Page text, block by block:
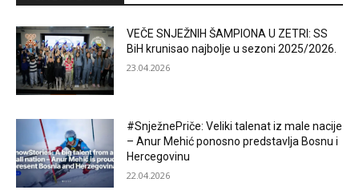
VEČE SNJEŽNIH ŠAMPIONA U ZETRI: SS
BiH krunisao najbolje u sezoni 2025/2026.
23.04.2026
#SnježnePriče: Veliki talenat iz male nacije
– Anur Mehić ponosno predstavlja Bosnu i
Hercegovinu
22.04.2026